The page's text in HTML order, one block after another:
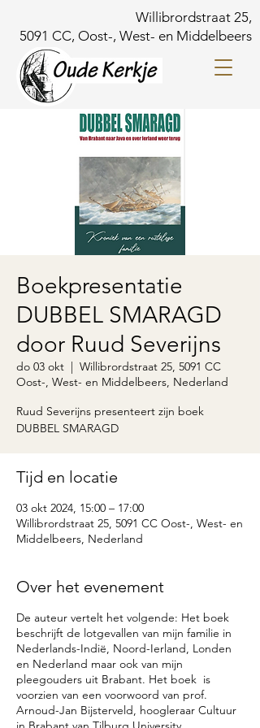
Willibrordstraat 25,
5091 CC, Oost-, West- en Middelbeers
Boekpresentatie
DUBBEL SMARAGD
door Ruud Severijns
do 03 okt
  |
Willibrordstraat 25, 5091 CC
Oost-, West- en Middelbeers, Nederland
Ruud Severijns presenteert zijn boek
DUBBEL SMARAGD
Tijd en locatie
03 okt 2024, 15:00 – 17:00
Willibrordstraat 25, 5091 CC Oost-, West- en
Middelbeers, Nederland
Over het evenement
De auteur vertelt het volgende: Het boek
beschrijft de lotgevallen van mijn familie in
Nederlands-Indië, Noord-Ierland, Londen
en Nederland maar ook van mijn
pleegouders uit Brabant. Het boek is
voorzien van een voorwoord van prof.
Arnoud-Jan Bijsterveld, hoogleraar Cultuur